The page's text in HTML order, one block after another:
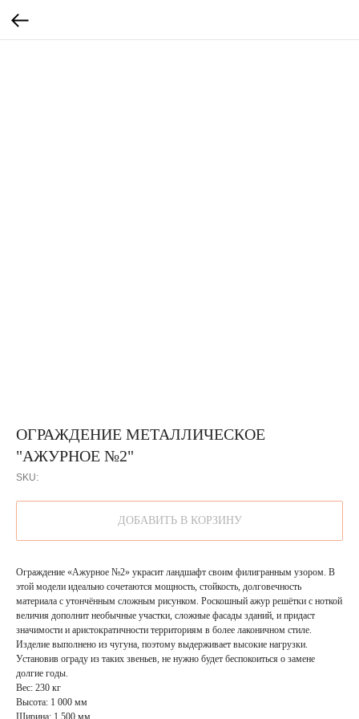
ОГРАЖДЕНИЕ МЕТАЛЛИЧЕСКОЕ
"АЖУРНОЕ №2"
SKU:
ДОБАВИТЬ В КОРЗИНУ
Ограждение «Ажурное №2» украсит ландшафт своим филигранным узором. В
этой модели идеально сочетаются мощность, стойкость, долговечность
материала с утончённым сложным рисунком. Роскошный ажур решётки с ноткой
величия дополнит необычные участки, сложные фасады зданий, и придаст
значимости и аристократичности территориям в более лаконичном стиле.
Изделие выполнено из чугуна, поэтому выдерживает высокие нагрузки.
Установив ограду из таких звеньев, не нужно будет беспокоиться о замене
долгие годы.
Вес: 230 кг
Высота: 1 000 мм
Ширина: 1 500 мм